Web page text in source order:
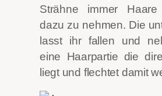
Strähne immer
dazu zu nehmen. Die
lasst ihr fallen und
eine Haarpartie die
liegt und flechtet damit